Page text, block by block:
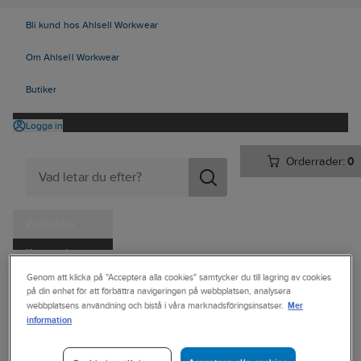
Bli kund hos Ahlsell Workwear
Om Ahlsell Workwear
Butiker
Logga in
Orderrader:0
Kampanjer
Tjänster
Kataloger
Ahlsell Produkter Personligt skydd
Huvudskydd
Tillbehör huvudskydd
Hjälmfäste
Genom att klicka på "Acceptera alla cookies" samtycker du till lagring av cookies
på din enhet för att förbättra navigeringen på webbplatsen, analysera
webbplatsens användning och bistå i våra marknadsföringsinsatser. Mer
information